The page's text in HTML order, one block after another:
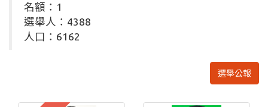
名額：1
選舉人：4388
人口：6162
選舉公報